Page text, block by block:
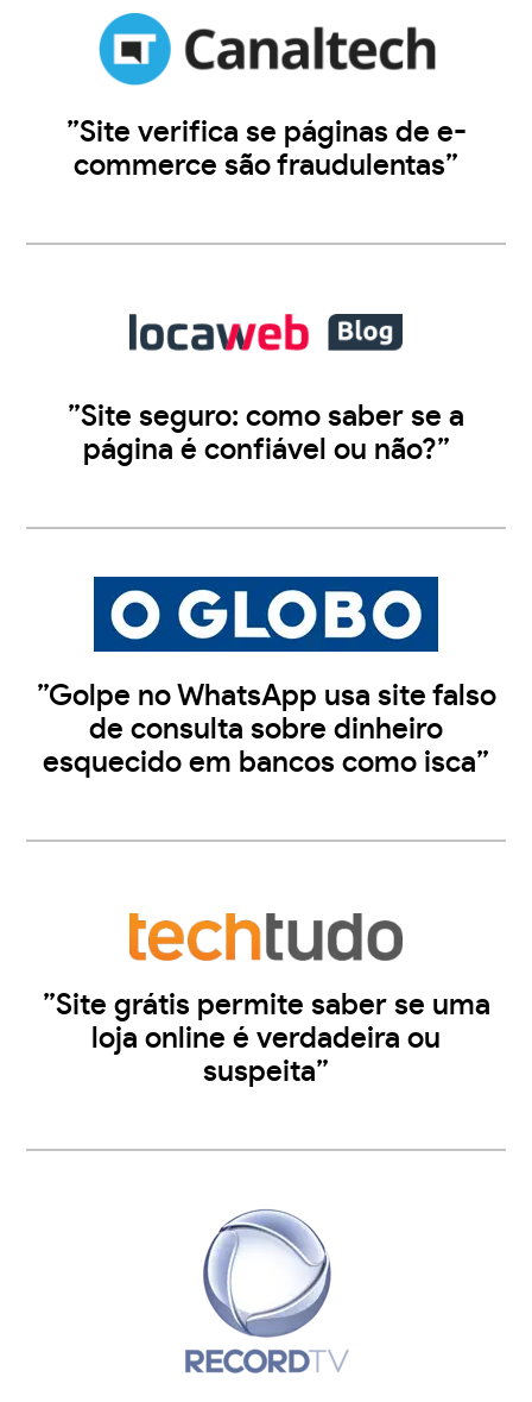
”Site verifica se páginas de e-
commerce são fraudulentas”
”Site seguro: como saber se a
página é confiável ou não?”
”Golpe no WhatsApp usa site falso
de consulta sobre dinheiro
esquecido em bancos como isca”
”Site grátis permite saber se uma
loja online é verdadeira ou
suspeita”